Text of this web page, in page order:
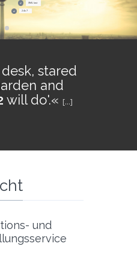
XML last
24 x 7
stared
and
will do'.« [...]
und